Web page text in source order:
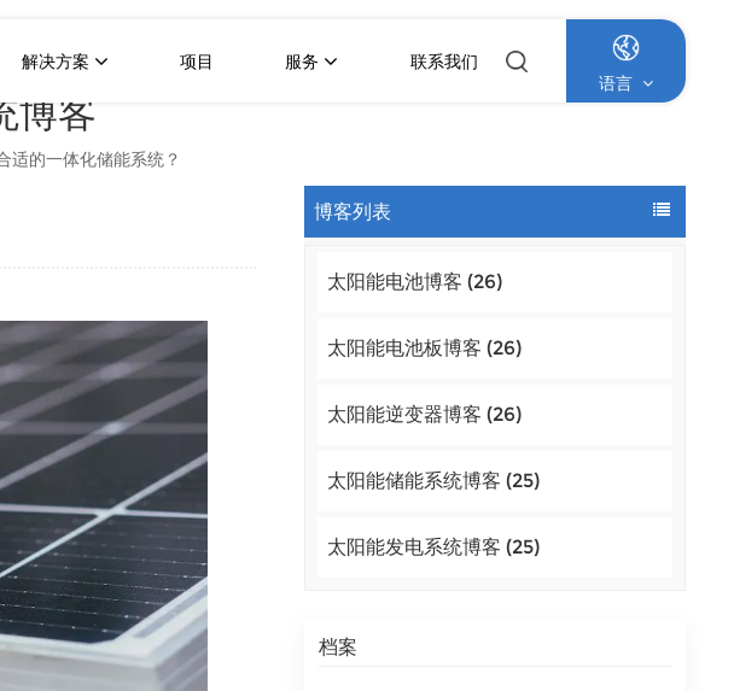
解决方案 项目 服务
联系我们
语言
English
Français
博客
适的一体化储能系统？
博客列表
太阳能电池博客 (26)
太阳能电池板博客 (26)
太阳能逆变器博客 (26)
太阳能储能系统博客 (25)
太阳能发电系统博客 (25)
档案